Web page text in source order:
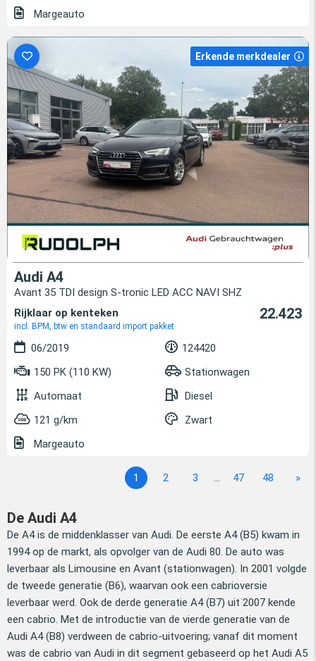
Margeauto
Erkende merkdealer
Audi A4
Avant 35 TDI design S-tronic LED ACC NAVI SHZ
Rijklaar op kenteken
incl. BPM, btw en standaard import pakket
22.423
06/2019
124420
150 PK (110 KW)
Stationwagen
Automaat
Diesel
121 g/km
Zwart
Margeauto
1 2 3 ... 47 48 »
De Audi A4
De A4 is de middenklasser van Audi. De eerste A4 (B5) kwam in
1994 op de markt, als opvolger van de Audi 80. De auto was
leverbaar als Limousine en Avant (stationwagen). In 2001 volgde
de tweede generatie (B6), waarvan ook een cabrioversie
leverbaar werd. Ook de derde generatie A4 (B7) uit 2007 kende
een cabrio. Met de introductie van de vierde generatie van de
Audi A4 (B8) verdween de cabrio-uitvoering; vanaf dit moment
was de cabrio van Audi in dit segment gebaseerd op het Audi A5